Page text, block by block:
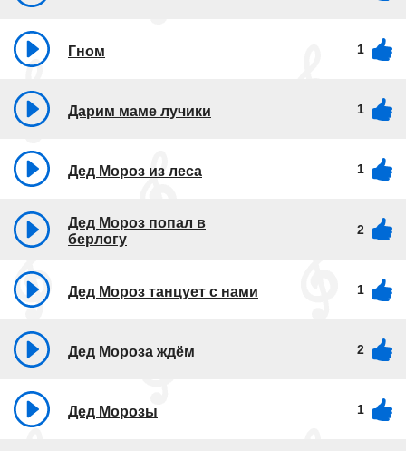
Гном 1
Дарим маме лучики 1
Дед Мороз из леса 1
Дед Мороз попал в
берлогу
2
Дед Мороз танцует с нами 1
Дед Мороза ждём 2
Дед Морозы 1